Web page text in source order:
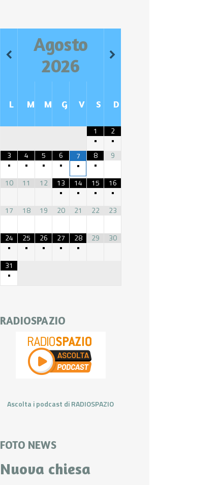
Agosto
2026
L M M G V S D
1
•
2
•
3
•
4
•
5
•
6
•
7
•
8
•
9
10 11 12
13
•
14
•
15
•
16
•
17
18 19 20 21 22 23
24
•
25
•
26
•
27
•
28
•
29 30
31
•
RADIOSPAZIO
Ascolta i podcast di RADIOSPAZIO
FOTO NEWS
Nuova chiesa